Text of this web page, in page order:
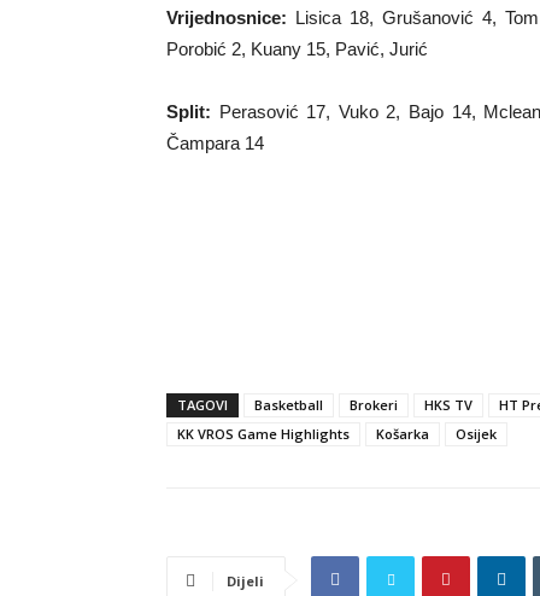
Vrijednosnice: Lisica 18, Grušanović 4,
Porobić 2, Kuany 15, Pavić, Jurić
Split: Perasović 17, Vuko 2, Bajo 14,
Čampara 14
TAGOVI Basketball Brokeri HKS TV
HT
KK VROS Game Highlights
Košarka Osijek
Dijeli